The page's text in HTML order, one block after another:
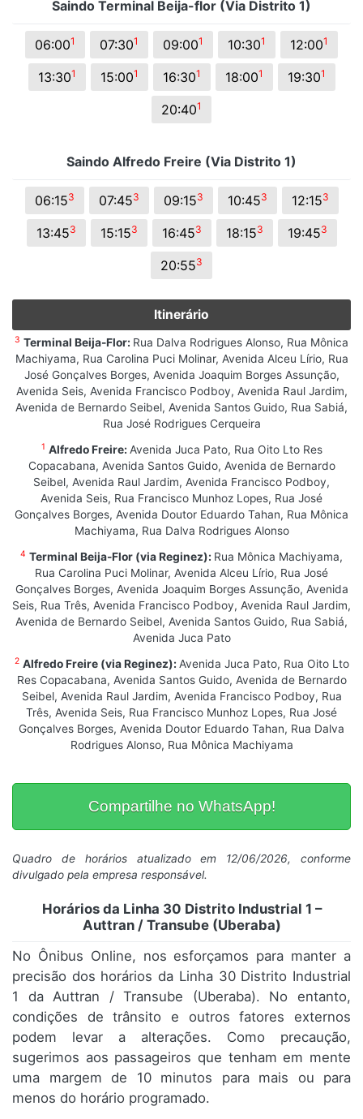
Saindo Terminal Beija-flor (Via Distrito 1)
06:001 07:301 09:001 10:301 12:001
13:301 15:001 16:301 18:001 19:301
20:401
Saindo Alfredo Freire (Via Distrito 1)
06:153 07:453 09:153 10:453 12:153
13:453 15:153 16:453 18:153 19:453
20:553
Itinerário
3 Terminal Beija-Flor: Rua Dalva Rodrigues Alonso, Rua Mônica
Machiyama, Rua Carolina Puci Molinar, Avenida Alceu Lírio, Rua
José Gonçalves Borges, Avenida Joaquim Borges Assunção,
Avenida Seis, Avenida Francisco Podboy, Avenida Raul Jardim,
Avenida de Bernardo Seibel, Avenida Santos Guido, Rua Sabiá,
Rua José Rodrigues Cerqueira
1 Alfredo Freire: Avenida Juca Pato, Rua Oito Lto Res
Copacabana, Avenida Santos Guido, Avenida de Bernardo
Seibel, Avenida Raul Jardim, Avenida Francisco Podboy,
Avenida Seis, Rua Francisco Munhoz Lopes, Rua José
Gonçalves Borges, Avenida Doutor Eduardo Tahan, Rua Mônica
Machiyama, Rua Dalva Rodrigues Alonso
4 Terminal Beija-Flor (via Reginez): Rua Mônica Machiyama,
Rua Carolina Puci Molinar, Avenida Alceu Lírio, Rua José
Gonçalves Borges, Avenida Joaquim Borges Assunção, Avenida
Seis, Rua Três, Avenida Francisco Podboy, Avenida Raul Jardim,
Avenida de Bernardo Seibel, Avenida Santos Guido, Rua Sabiá,
Avenida Juca Pato
2 Alfredo Freire (via Reginez): Avenida Juca Pato, Rua Oito Lto
Res Copacabana, Avenida Santos Guido, Avenida de Bernardo
Seibel, Avenida Raul Jardim, Avenida Francisco Podboy, Rua
Três, Avenida Seis, Rua Francisco Munhoz Lopes, Rua José
Gonçalves Borges, Avenida Doutor Eduardo Tahan, Rua Dalva
Rodrigues Alonso, Rua Mônica Machiyama
Compartilhe no WhatsApp!
Quadro de horários atualizado em 12/06/2026, conforme
divulgado pela empresa responsável.
Horários da Linha 30 Distrito Industrial 1 –
Auttran / Transube (Uberaba)
No Ônibus Online, nos esforçamos para manter a
precisão dos horários da Linha 30 Distrito Industrial
1 da Auttran / Transube (Uberaba). No entanto,
condições de trânsito e outros fatores externos
podem levar a alterações. Como precaução,
sugerimos aos passageiros que tenham em mente
uma margem de 10 minutos para mais ou para
menos do horário programado.